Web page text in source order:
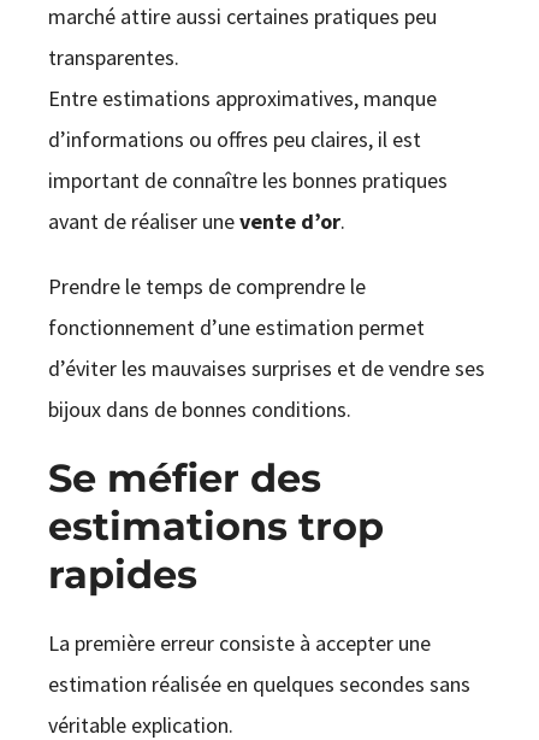
marché attire aussi certaines pratiques peu
transparentes.
Entre estimations approximatives, manque
d’informations ou offres peu claires, il est
important de connaître les bonnes pratiques
avant de réaliser unevente d’or.
Prendre le temps de comprendre le
fonctionnement d’une estimation permet
d’éviter les mauvaises surprises et de vendre ses
bijoux dans de bonnes conditions.
Se méfier des
estimations trop
rapides
La première erreur consiste à accepter une
estimation réalisée en quelques secondes sans
véritable explication.